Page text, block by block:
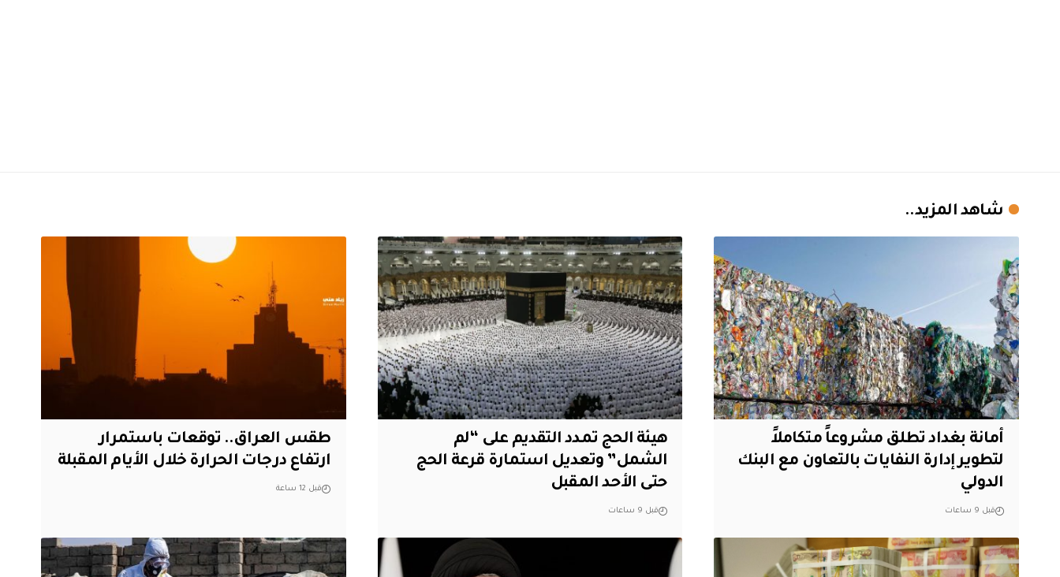
شاهد المزيد..
أمانة بغداد تطلق مشروعاً متكاملاً
لتطوير إدارة النفايات بالتعاون مع البنك
الدولي
قبل 9 ساعات
هيئة الحج تمدد التقديم على “لم
الشمل” وتعديل استمارة قرعة الحج
حتى الأحد المقبل
قبل 9 ساعات
طقس العراق.. توقعات باستمرار
ارتفاع درجات الحرارة خلال الأيام المقبلة
قبل 12 ساعة